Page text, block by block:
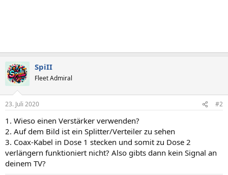
SpiII
Fleet Admiral
23. Juli 2020 #2
1. Wieso einen Verstärker verwenden?
2. Auf dem Bild ist ein Splitter/Verteiler zu sehen
3. Coax-Kabel in Dose 1 stecken und somit zu Dose 2
verlängern funktioniert nicht? Also gibts dann kein Signal an
deinem TV?